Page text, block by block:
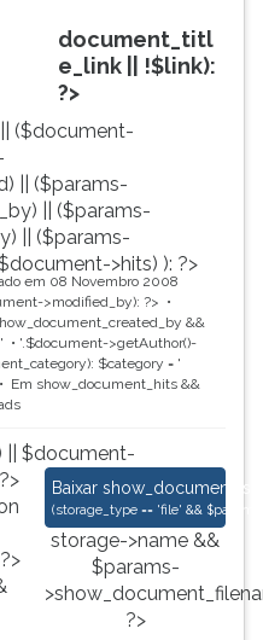
document_titl
e_link || !$link):
?>
($document-
|| ($params-
|| ($params-
|| ($params-
>hits) ): ?>
em 08 Novembro 2008
>modified_by): ?>
&&
'.$document->getAuthor()-
$category = '
Em show_document_hits &&
|| $document-
Baixar Joao Simoes
(storage_type == 'file' &&
storage->name &&
$params-
?>